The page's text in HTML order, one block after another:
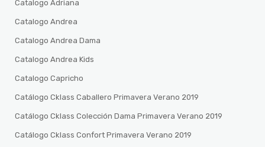
Catalogo Adriana
Catalogo Andrea
Catalogo Andrea Dama
Catalogo Andrea Kids
Catalogo Capricho
Catálogo Cklass Caballero Primavera Verano 2019
Catálogo Cklass Colección Dama Primavera Verano 2019
Catálogo Cklass Confort Primavera Verano 2019